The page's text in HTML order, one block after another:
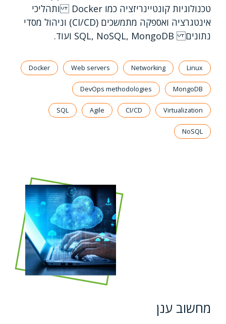
טכנולוגיות קונטיינריזציה כמו Docker ותהליכי
אינטגרציה ואספקה מתמשכים (CI/CD) וניהול מסדי
נתונים SQL, NoSQL, MongoDB ועוד.
Linux
Networking
Web servers
Docker
MongoDB
DevOps methodologies
Virtualization
CI/CD
Agile
SQL
NoSQL
מחשוב ענן